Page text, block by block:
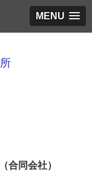
MENU
合同会社）